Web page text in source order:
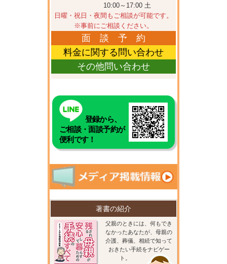
10:00～17:00 土
日曜・祝日・夜間もご相談が可能です。
※事前にご相談ください。
面 談 予 約
料金に関する問い合わせ
その他問い合わせ
登録から、
ご相談・面談予約が
便利です！
著書の紹介
父親のときには、何もでき
なかったあなたが、母親の
介護、葬儀、相続で知って
おきたい手続をナビゲー
ト。